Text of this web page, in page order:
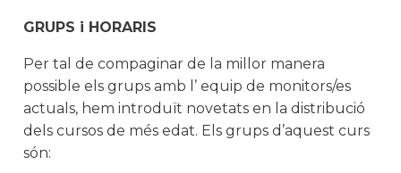
GRUPS i HORARIS
Per tal de compaginar de la millor manera
possible els grups amb l’ equip de monitors/es
actuals, hem introduït novetats en la distribució
dels cursos de més edat. Els grups d’aquest curs
són: